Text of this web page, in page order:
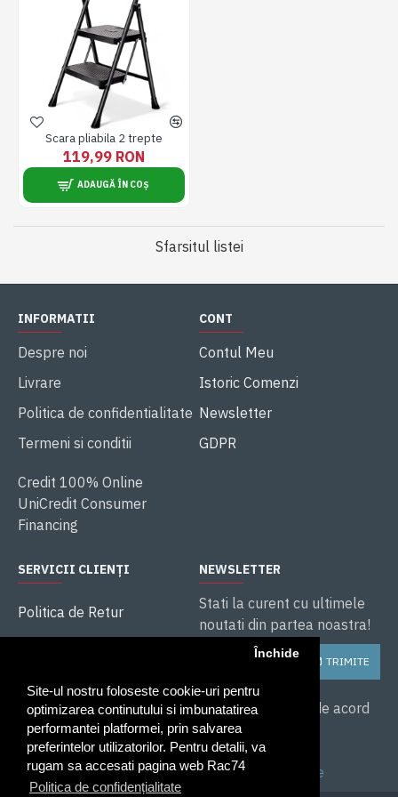
Site-ul nostru foloseste cookie-uri pentru
optimizarea continutului si imbunatatirea
performantei platformei, prin salvarea
preferintelor utilizatorilor. Pentru detalii, va
rugam sa accesati pagina web Rac74
Politica de confidențialitate
Închide
Scara pliabila 2 trepte
119,99 RON
ADAUGĂ ÎN COȘ
Sfarsitul listei
INFORMATII
Despre noi
Livrare
Politica de confidentialitate
Termeni si conditii
Credit 100% Online
UniCredit Consumer
Financing
CONT
Contul Meu
Istoric Comenzi
Newsletter
GDPR
SERVICII CLIENȚI
Politica de Retur
ANPC
Service și Garanție
NEWSLETTER
Stati la curent cu ultimele
noutati din partea noastra!
TRIMITE
Am citit și sunt de acord
cu
Politica de
confidentialitate